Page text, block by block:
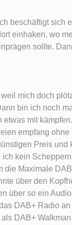
beschäftigt sich
einhaken, wo
sollte.
mich doch
bin ich noch
mit
empfang
Preis und
kein
die Maximale
über den
über so ein
DAB+ Radio
DAB+